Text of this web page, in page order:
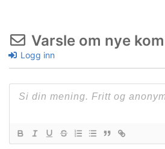
Varsle om nye
Logg inn